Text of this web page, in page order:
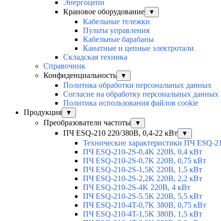
Энергоцепи
Крановое оборудование
▼
Кабельные тележки
Пульты управления
Кабельные барабаны
Канатные и цепные электротали
Складская техника
Справочник
Конфиденциальность
▼
Политика обработки персональных данных
Согласие на обработку персональных данных
Политика использования файлов cookie
Продукция
▼
Преобразователи частоты ▼
ПЧ ESQ-210 220/380В, 0,4-22 кВт ▼
Технические характеристики ПЧ ESQ-
ПЧ ESQ-210-2S-0,4K 220В, 0,4 кВт
ПЧ ESQ-210-2S-0,7K 220В, 0,75 кВт
ПЧ ESQ-210-2S-1,5K 220В, 1,5 кВт
ПЧ ESQ-210-2S-2,2K 220В, 2,2 кВт
ПЧ ESQ-210-2S-4K 220В, 4 кВт
ПЧ ESQ-210-2S-5.5K 220В, 5,5 кВт
ПЧ ESQ-210-4T-0,7K 380В, 0,75 кВт
ПЧ ESQ-210-4T-1,5K 380В, 1,5 кВт